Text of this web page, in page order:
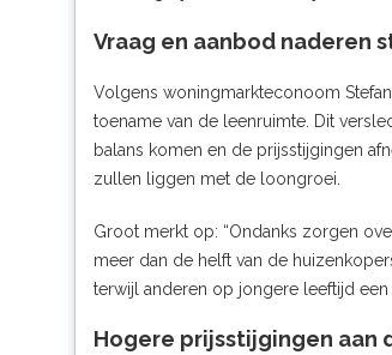
Vraag en aanbod naderen
Volgens woningmarkteconoom
toename van de leenruimte. Dit
balans komen en de prijsstijgingen
zullen liggen met de loongroei.
Groot merkt op: “Ondanks zorgen
meer dan de helft van de
terwijl anderen op jongere leeftijd
Hogere prijsstijgingen aan